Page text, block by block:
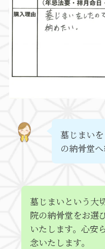
墓じまい
の納骨堂へ
墓じまいという大
院の納骨堂をお選
いたします。心安
念いたします。